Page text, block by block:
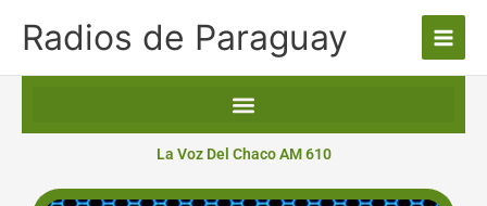
Radios de Paraguay
La Voz Del Chaco AM 610